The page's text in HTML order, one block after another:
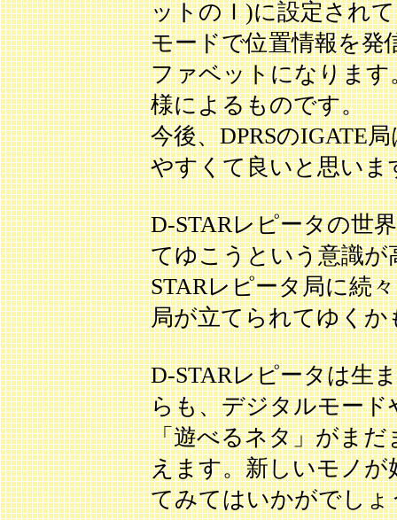
ットのＩ)に設定され
モードで位置情報を発
ファベットになります
様によるものです。
今後、DPRSのIGATE
やすくて良いと思いま
D-STARレピータの世
てゆこうという意識が
STARレピータ局に続
局が立てられてゆくか
D-STARレピータは生
らも、デジタルモード
「遊べるネタ」がま
えます。新しいモノ
てみてはいかがでしょ